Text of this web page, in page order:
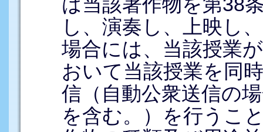
し、演奏し、上映し
場合には、当該授業
おいて当該授業を同
信（自動公衆送信の
を含む。）を行うこ